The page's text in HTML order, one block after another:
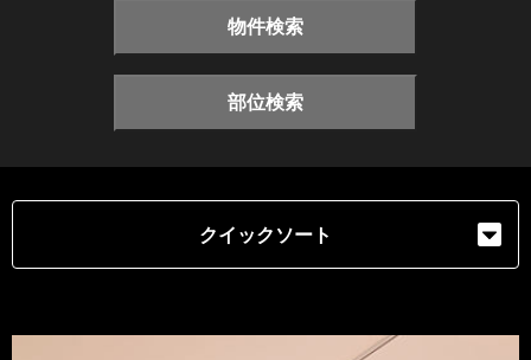
物件検索
部位検索
クイックソート